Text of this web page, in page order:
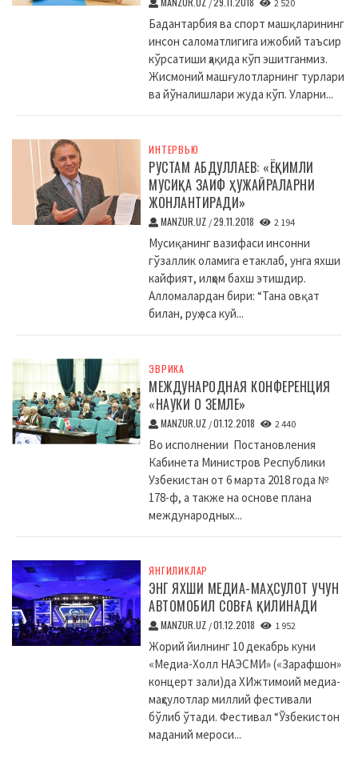
/ 2 520
Бадантарбия ва спорт машқларининг
инсон саломатлигига ижобий таъсир
кўрсатиши ҳақида кўп эшитганмиз.
Жисмоний машғулотларнинг турлари
ва йўналишлари жуда кўп. Уларни...
ИНТЕРВЬЮ
РУСТАМ АБДУЛЛАЕВ: «ЁҚИМЛИ
МУСИҚА ЗАИФ ҲУЖАЙРАЛАРНИ
ЖОНЛАНТИРАДИ»
MANZUR.UZ /29.11.2018 2 194
Мусиқанинг вазифаси инсонни
гўзаллик оламига етаклаб, унга яхши
кайфият, илҳом бахш этишдир.
Алломалардан бири: “Тана овқат
билан, руҳ эса куй...
ЭВРИКА
МЕЖДУНАРОДНАЯ КОНФЕРЕНЦИЯ
«НАУКИ О ЗЕМЛЕ»
MANZUR.UZ /01.12.2018 2 440
Во исполнении Постановления
Кабинета Министров Республики
Узбекистан от 6 марта 2018 года №
178-ф, а также на основе плана
международных...
ЯНГИЛИКЛАР
ЭНГ ЯХШИ МЕДИА-МАҲСУЛОТ УЧУН
АВТОМОБИЛ СОВҒА ҚИЛИНАДИ
MANZUR.UZ /01.12.2018 1 952
Жорий йилнинг 10 декабрь куни
«Медиа-Холл НАЭСМИ» («Зарафшон»
концерт зали)да XИжтимоий медиа-
маҳсулотлар миллий фестивали
бўлиб ўтади. Фестивал “Ўзбекистон
маданий мероси...